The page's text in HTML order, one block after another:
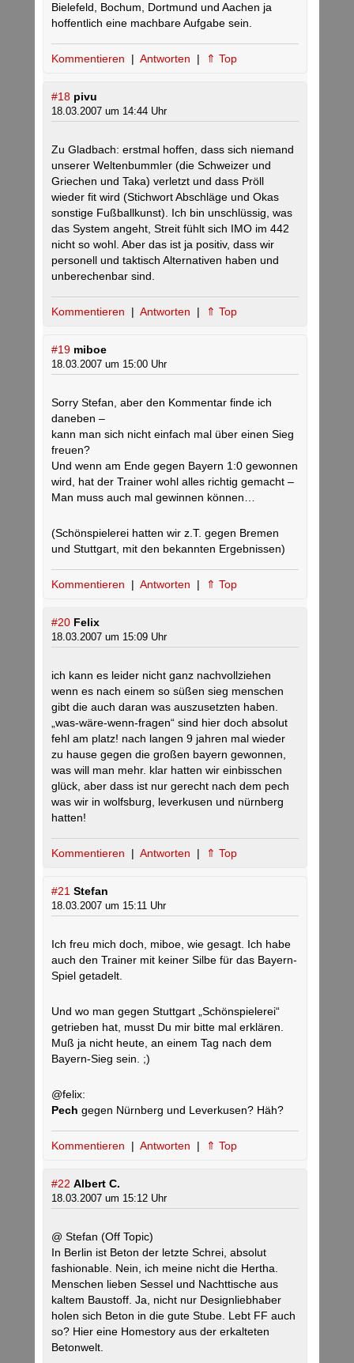
Bielefeld, Bochum, Dortmund und Aachen ja
hoffentlich eine machbare Aufgabe sein.
Kommentieren | Antworten | ⇑ Top
#18 pivu
18.03.2007 um 14:44 Uhr
Zu Gladbach: erstmal hoffen, dass sich niemand
unserer Weltenbummler (die Schweizer und
Griechen und Taka) verletzt und dass Pröll
wieder fit wird (Stichwort Abschläge und Okas
sonstige Fußballkunst). Ich bin unschlüssig, was
das System angeht, Streit fühlt sich IMO im 442
nicht so wohl. Aber das ist ja positiv, dass wir
personell und taktisch Alternativen haben und
unberechenbar sind.
Kommentieren | Antworten | ⇑ Top
#19 miboe
18.03.2007 um 15:00 Uhr
Sorry Stefan, aber den Kommentar finde ich
daneben –
kann man sich nicht einfach mal über einen Sieg
freuen?
Und wenn am Ende gegen Bayern 1:0 gewonnen
wird, hat der Trainer wohl alles richtig gemacht –
Man muss auch mal gewinnen können…
(Schönspielerei hatten wir z.T. gegen Bremen
und Stuttgart, mit den bekannten Ergebnissen)
Kommentieren | Antworten | ⇑ Top
#20 Felix
18.03.2007 um 15:09 Uhr
ich kann es leider nicht ganz nachvollziehen
wenn es nach einem so süßen sieg menschen
gibt die auch daran was auszusetzten haben.
„was-wäre-wenn-fragen“ sind hier doch absolut
fehl am platz! nach langen 9 jahren mal wieder
zu hause gegen die großen bayern gewonnen,
was will man mehr. klar hatten wir einbisschen
glück, aber dass ist nur gerecht nach dem pech
was wir in wolfsburg, leverkusen und nürnberg
hatten!
Kommentieren | Antworten | ⇑ Top
#21 Stefan
18.03.2007 um 15:11 Uhr
Ich freu mich doch, miboe, wie gesagt. Ich habe
auch den Trainer mit keiner Silbe für das Bayern-
Spiel getadelt.
Und wo man gegen Stuttgart „Schönspielerei“
getrieben hat, musst Du mir bitte mal erklären.
Muß ja nicht heute, an einem Tag nach dem
Bayern-Sieg sein. ;)
@felix:
Pech gegen Nürnberg und Leverkusen? Häh?
Kommentieren | Antworten | ⇑ Top
#22 Albert C.
18.03.2007 um 15:12 Uhr
@ Stefan (Off Topic)
In Berlin ist Beton der letzte Schrei, absolut
fashionable. Nein, ich meine nicht die Hertha.
Menschen lieben Sessel und Nachttische aus
kaltem Baustoff. Ja, nicht nur Designliebhaber
holen sich Beton in die gute Stube. Lebt FF auch
so? Hier eine Homestory aus der erkalteten
Betonwelt.